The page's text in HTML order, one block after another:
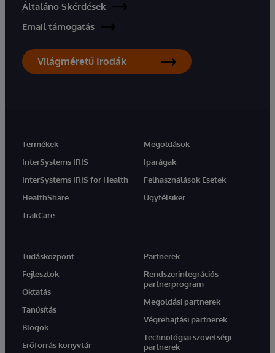
Általáno Skérdések
Email támogatás
Világméretű Irodák
Termékek
InterSystems IRIS
InterSystems IRIS for Health
HealthShare
TrakCare
Megoldások
Iparágak
Felhasználások Esetek
Ügyfélsiker
Tudásközpont
Fejlesztők
Oktatás
Tanúsítás
Blogok
Erőforrás könyvtár
Partnerek
Rendszerintegrációs
partnerprogram
Megoldási partnerek
Végrehajtási partnerek
Technológiai szövetségi
partnerek